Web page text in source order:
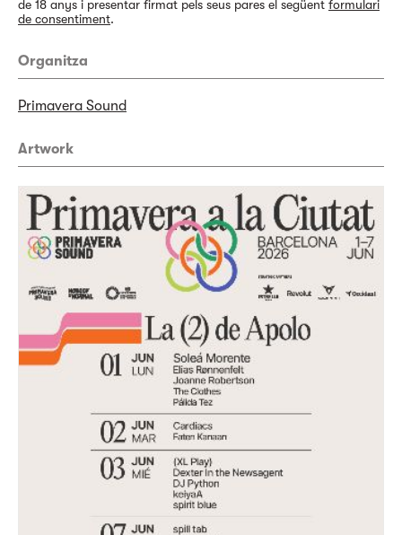
de 18 anys i presentar firmat pels seus pares el següent formulari
de consentiment.
Organitza
Primavera Sound
Artwork